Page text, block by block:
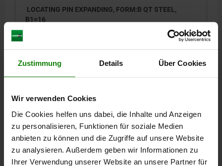
Zustimmung Details Über Cookies
Wir verwenden Cookies
Die Cookies helfen uns dabei, die Inhalte und Anzeigen
zu personalisieren, Funktionen für soziale Medien
anbieten zu können und die Zugriffe auf unsere Website
zu analysieren. Außerdem geben wir Informationen zu
Ihrer Verwendung unserer Website an unsere Partner für
LOCATING PIN EXPANDING, FORM:B QT STEEL,
B1=16
Order number:
plus sales tax